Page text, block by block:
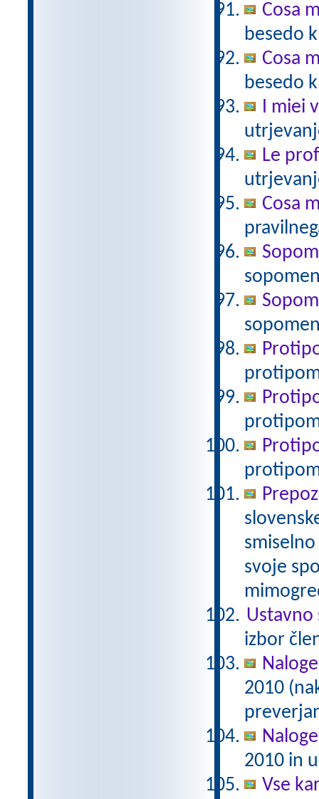
Cosa
besedo
Cosa
besedo
I miei
Le
Cosa
svoje
Ustavno
izbor
2010
2010 in
Vse